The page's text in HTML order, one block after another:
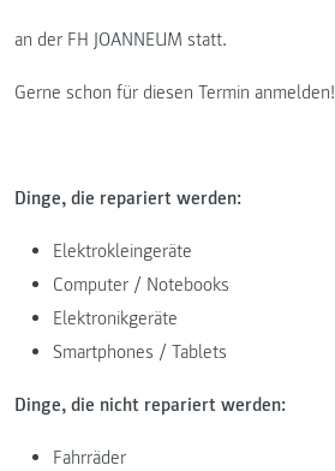
an der FH JOANNEUM statt.
Gerne schon für diesen Termin anmelden!
Dinge, die repariert werden:
Elektrokleingeräte
Computer / Notebooks
Elektronikgeräte
Smartphones / Tablets
Dinge, die nicht repariert werden:
Fahrräder